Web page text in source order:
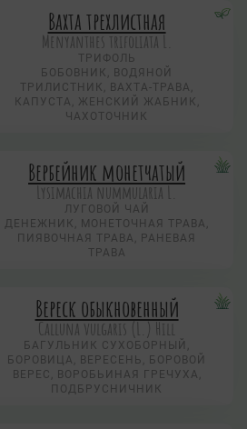
Вахта трехлистная
Menyanthes trifoliata L.
ТРИФОЛЬ
БОБОВНИК, ВОДЯНОЙ
ТРИЛИСТНИК, ВАХТА-ТРАВА,
КАПУСТА, ЖЕНСКИЙ ЖАБНИК,
ЧАХОТОЧНИК
Вербейник монетчатый
Lysimachia nummularia L.
ЛУГОВОЙ ЧАЙ
ДЕНЕЖНИК, МОНЕТОЧНАЯ ТРАВА,
ПИЯВОЧНАЯ ТРАВА, РАНЕВАЯ
ТРАВА
Вереск обыкновенный
Calluna vulgaris (L.) Hill
БАГУЛЬНИК СУХОБОРНЫЙ,
БОРОВИЦА, ВЕРЕСЕНЬ, БОРОВОЙ
ВЕРЕС, ВОРОБЬИНАЯ ГРЕЧУХА,
ПОДБРУСНИЧНИК